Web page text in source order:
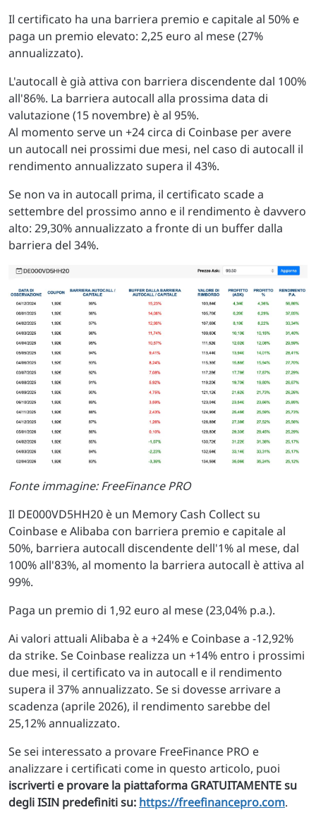
Il certificato ha una barriera premio e capitale al 50% e
paga un premio elevato: 2,25 euro al mese (27%
annualizzato).
L'autocall è già attiva con barriera discendente dal 100%
all'86%. La barriera autocall alla prossima data di
valutazione (15 novembre) è al 95%.
Al momento serve un +24 circa di Coinbase per avere
un autocall nei prossimi due mesi, nel caso di autocall il
rendimento annualizzato supera il 43%.
Se non va in autocall prima, il certificato scade a
settembre del prossimo anno e il rendimento è davvero
alto: 29,30% annualizzato a fronte di un buffer dalla
barriera del 34%.
Fonte immagine: FreeFinance PRO
Il DE000VD5HH20 è un Memory Cash Collect su
Coinbase e Alibaba con barriera premio e capitale al
50%, barriera autocall discendente dell'1% al mese, dal
100% all'83%, al momento la barriera autocall è attiva al
99%.
Paga un premio di 1,92 euro al mese (23,04% p.a.).
Ai valori attuali Alibaba è a +24% e Coinbase a -12,92%
da strike. Se Coinbase realizza un +14% entro i prossimi
due mesi, il certificato va in autocall e il rendimento
supera il 37% annualizzato. Se si dovesse arrivare a
scadenza (aprile 2026), il rendimento sarebbe del
25,12% annualizzato.
Se sei interessato a provare FreeFinance PRO e
analizzare i certificati come in questo articolo, puoi
iscriverti e provare la piattaforma GRATUITAMENTE su
degli ISIN predefiniti su: https://freefinancepro.com.